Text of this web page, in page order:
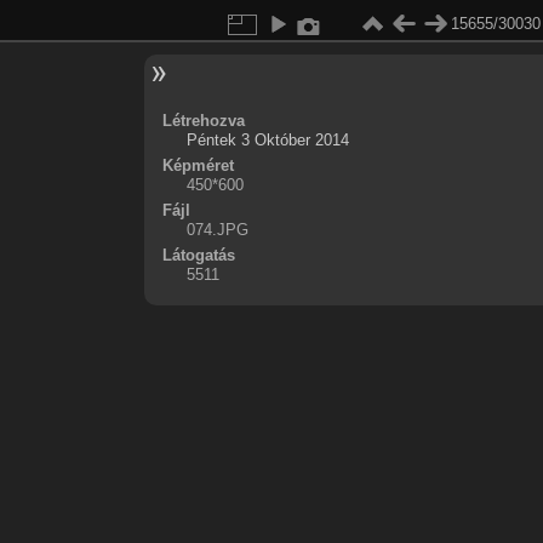
15655/30030
Létrehozva
Péntek 3 Október 2014
Képméret
450*600
Fájl
074.JPG
Látogatás
5511